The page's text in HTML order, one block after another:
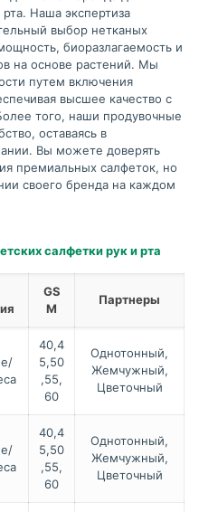
Наша экспертиза
выбор нетканых
биоразлагаемость и
на основе растений. Мы
путем включения
высшее качество с
того, наши продувочные
оставаясь в
Вы можете доверять
премиальных салфеток, но
своего бренда на каждом
салфетки рук и рта
GS
M
Партнеры
40,4
5,50
,55,
60
Однотонный,
Жемчужный,
Цветочный
40,4
5,50
,55,
60
Однотонный,
Жемчужный,
Цветочный